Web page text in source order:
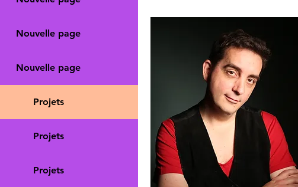
Nouvelle page
Nouvelle page
Projets
Projets
Projets